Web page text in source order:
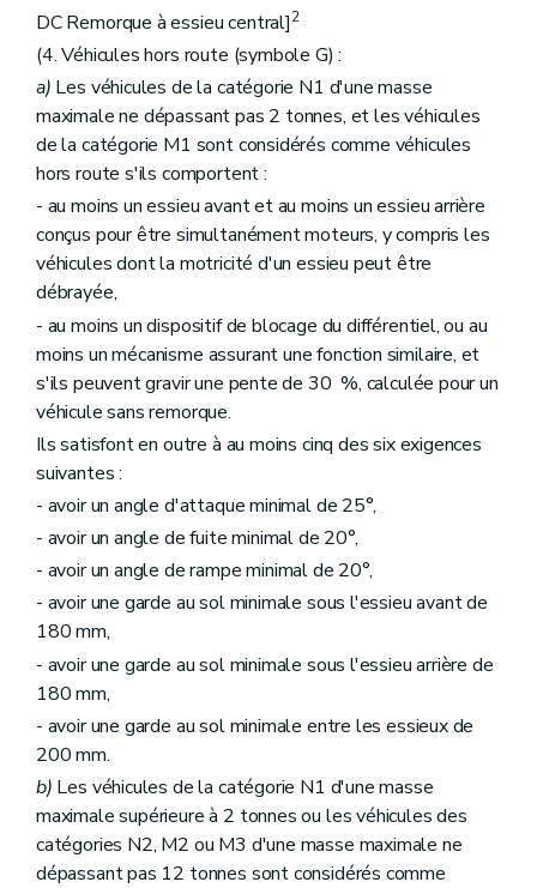
DC Remorque à essieu central]2
(4. Véhicules hors route (symbole G) :
a) Les véhicules de la catégorie N1 d'une masse
maximale ne dépassant pas 2 tonnes, et les véhicules
de la catégorie M1 sont considérés comme véhicules
hors route s'ils comportent :
- au moins un essieu avant et au moins un essieu arrière
conçus pour être simultanément moteurs, y compris les
véhicules dont la motricité d'un essieu peut être
débrayée,
- au moins un dispositif de blocage du différentiel, ou au
moins un mécanisme assurant une fonction similaire, et
s'ils peuvent gravir une pente de 30 %, calculée pour un
véhicule sans remorque.
Ils satisfont en outre à au moins cinq des six exigences
suivantes :
- avoir un angle d'attaque minimal de 25°,
- avoir un angle de fuite minimal de 20°,
- avoir un angle de rampe minimal de 20°,
- avoir une garde au sol minimale sous l'essieu avant de
180 mm,
- avoir une garde au sol minimale sous l'essieu arrière de
180 mm,
- avoir une garde au sol minimale entre les essieux de
200 mm.
b) Les véhicules de la catégorie N1 d'une masse
maximale supérieure à 2 tonnes ou les véhicules des
catégories N2, M2 ou M3 d'une masse maximale ne
dépassant pas 12 tonnes sont considérés comme